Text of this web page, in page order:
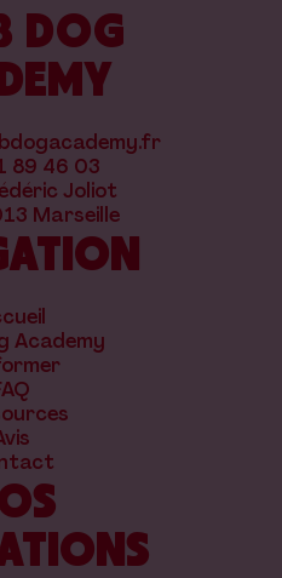
DOG
89 46 03
Joliot
Marseille
Academy